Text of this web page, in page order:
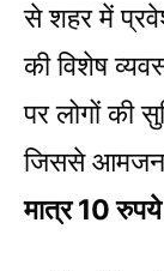
से शहर में
की विशेष
पर लोगों की
जिससे
मात्र 10 रुपये